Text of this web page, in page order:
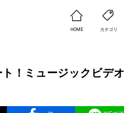
HOME カテゴリ
！ミュージックビデ